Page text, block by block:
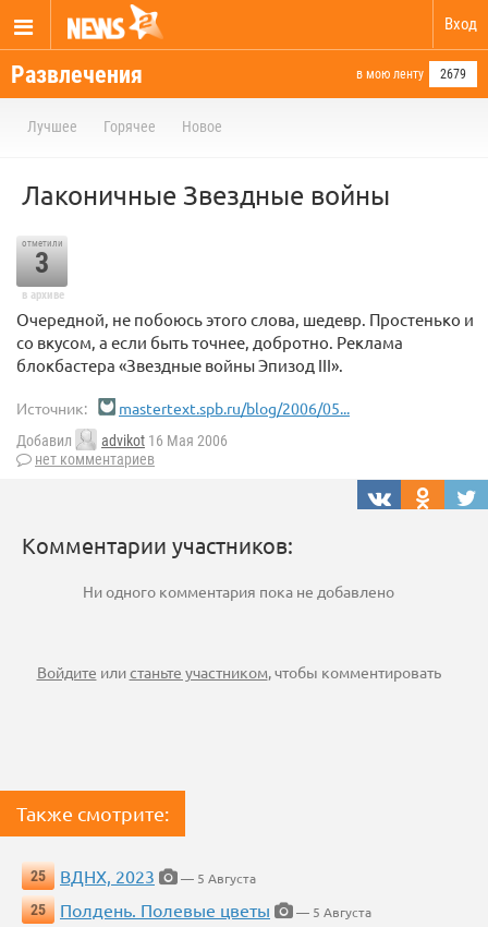
Вход
Развлечения в мою ленту 2679
Лучшее Горячее Новое
Лаконичные Звездные войны
отметили
3
в архиве
Очередной, не побоюсь этого слова, шедевр. Простенько и
со вкусом, а если быть точнее, добротно. Реклама
блокбастера «Звездные войны Эпизод III».
Источник: mastertext.spb.ru/blog/2006/05...
Добавил advikot 16 Мая 2006
нет комментариев
Комментарии участников:
Ни одного комментария пока не добавлено
Войдите илистаньте участником, чтобы комментировать
Также смотрите:
25 ВДНХ, 2023
— 5 Августа
25
Полдень. Полевые цветы
— 5 Августа